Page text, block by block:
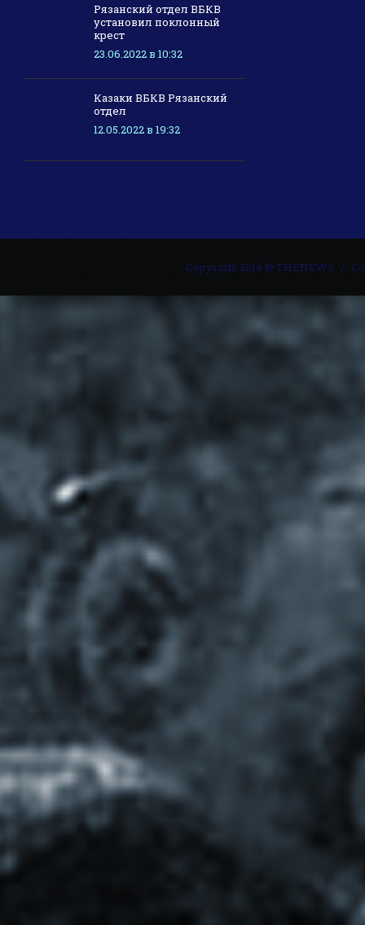
Рязанский отдел ВБКВ
установил поклонный
крест
23.06.2022 в 10:32
Казаки ВБКВ Рязанский
отдел
12.05.2022 в 19:32
Copyright 2014 © THENEWS